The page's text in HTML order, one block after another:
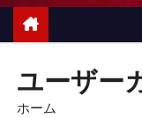
ユーザー
ホーム